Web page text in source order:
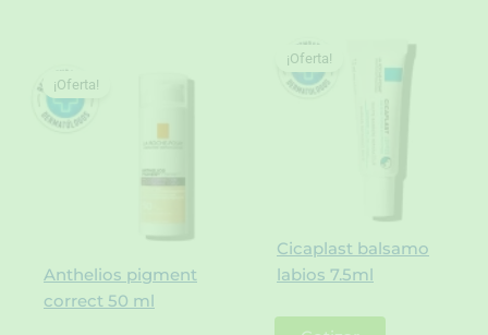
Anthelios pigment
correct 50 ml
¡Oferta!
Cicaplast balsamo
labios 7.5ml
¡Oferta!